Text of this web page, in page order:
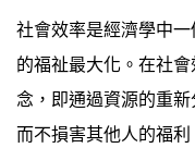
社會效率是經濟學中
的福祉最大化。在社
念，即通過資源的重
而不損害其他人的福